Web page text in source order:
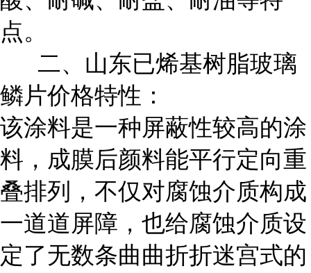
点。
二、山东已烯基树脂玻璃
鳞片价格特性：
该涂料是一种屏蔽性较高的涂
料，成膜后颜料能平行定向重
叠排列，不仅对腐蚀介质构成
一道道屏障，也给腐蚀介质设
定了无数条曲曲折折迷宫式的